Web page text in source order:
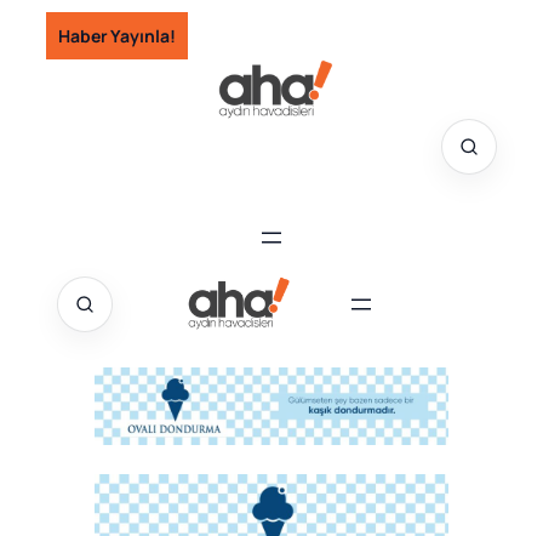
İçeriğe
geç
Haber Yayınla!